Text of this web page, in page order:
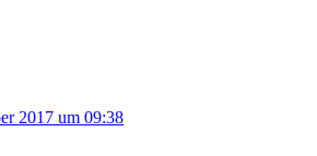
2017 um 09:38